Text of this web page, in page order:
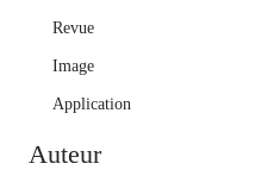
Revue
Image
Application
Auteur